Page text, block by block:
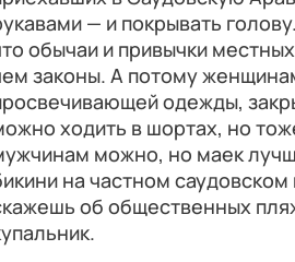
— и покрывать
обычаи и привычки
законы. А потому
одежды,
ходить в шортах, но
можно, но маек
на частном
об общественных